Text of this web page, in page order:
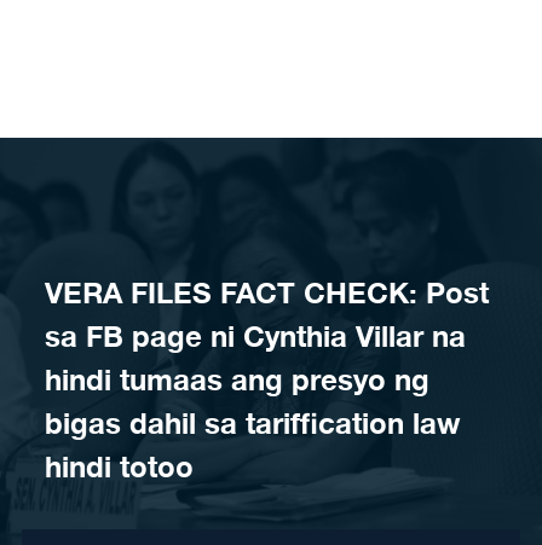
VERA FILES FACT CHECK: Post
sa FB page ni Cynthia Villar na
hindi tumaas ang presyo ng
bigas dahil sa tariffication law
hindi totoo